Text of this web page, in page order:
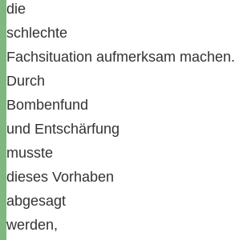
die
schlechte
Fachsituation aufmerksam machen.
Durch
Bombenfund
und Entschärfung
musste
dieses Vorhaben
abgesagt
werden,